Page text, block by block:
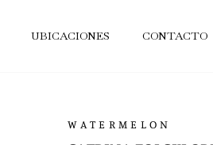
UBICACIONES CONTACTO
WATERMELON